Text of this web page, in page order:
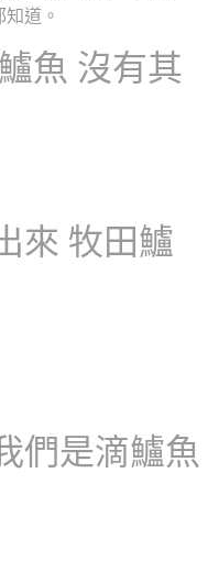
道。
魚 沒有其
來 牧田鱸
們是滴鱸魚